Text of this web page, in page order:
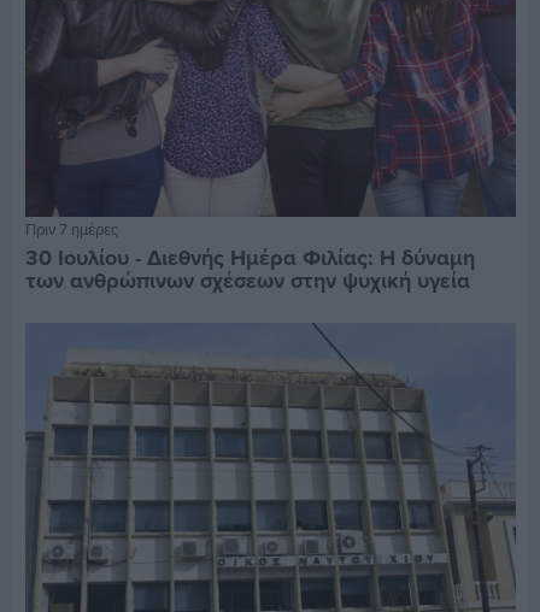
Πριν 7 ημέρες
30 Ιουλίου - Διεθνής Ημέρα Φιλίας: Η δύναμη
των ανθρώπινων σχέσεων στην ψυχική υγεία